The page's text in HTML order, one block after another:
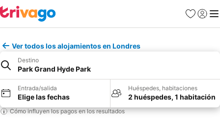
Favoritos
Iniciar
Ver todos los alojamientos en Londres
Destino
Park Grand Hyde Park
Entrada/salida
Elige las fechas
Huéspedes, habitaciones
2 huéspedes, 1 habitación
Cómo influyen los pagos en los resultados